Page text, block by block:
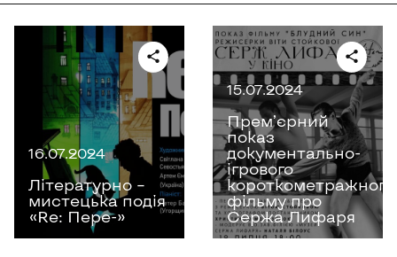
16.07.2024
Літературно –
мистецька подія
«Re: Пере-»
15.07.2024
Премʼєрний
показ
документально-
ігрового
короткометражного
фільму про
Сержа Лифаря